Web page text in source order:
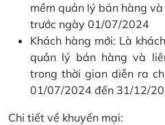
mềm quản lý bán hàng
trước ngày 01/07/2024
Khách hàng mới: Là
quản lý bán hàng và
trong thời gian diễn ra
01/07/2024 đến 31/12/
Chi tiết về khuyến mại: